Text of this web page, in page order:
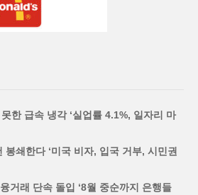
한 급속 냉각 ‘실업률 4.1%, 일자리 마
봉쇄한다 ‘미국 비자, 입국 거부, 시민권
거래 단속 돌입 ‘8월 중순까지 은행들